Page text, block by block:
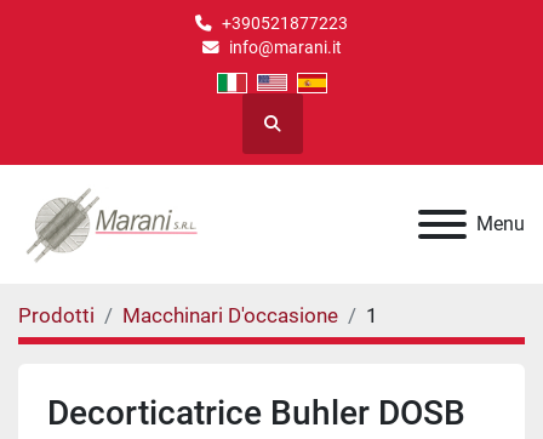
+390521877223
info@marani.it
Cerca
Menu
Prodotti Macchinari D'occasione 1
Decorticatrice Buhler DOSB